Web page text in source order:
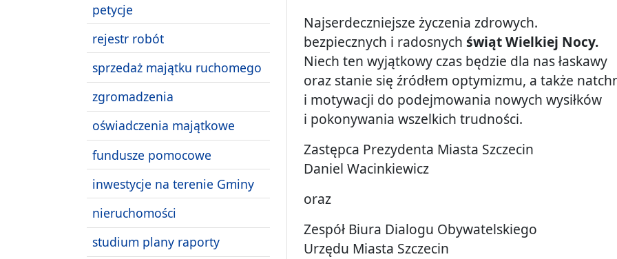
petycje
rejestr robót
sprzedaż majątku ruchomego
zgromadzenia
oświadczenia majątkowe
fundusze pomocowe
inwestycje na terenie Gminy
nieruchomości
studium plany raporty
Najserdeczniejsze życzenia zdrowych.
bezpiecznych i radosnych świąt Wielkiej Nocy.
Niech ten wyjątkowy czas będzie dla nas łaskawy
oraz stanie się źródłem optymizmu, a także
i motywacji do podejmowania nowych wysiłków
i pokonywania wszelkich trudności.
Zastępca Prezydenta Miasta Szczecin
Daniel Wacinkiewicz
oraz
Zespół Biura Dialogu Obywatelskiego
Urzędu Miasta Szczecin